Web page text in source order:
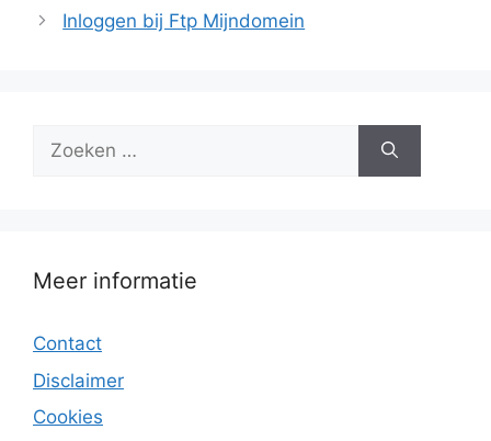
Inloggen bij Ftp Mijndomein
Zoek
Meer informatie
Contact
Disclaimer
Cookies